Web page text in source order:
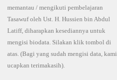
memantau / mengikuti pembelajaran
Tasawuf oleh Ust. H. Hussien bin Abdul
Latiff, diharapkan kesediannya untuk
mengisi biodata. Silakan klik tombol di
atas. (Bagi yang sudah mengisi data, kami
ucapkan terimakasih).